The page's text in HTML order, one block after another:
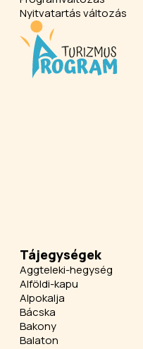
Nyitvatartás változás
Tájegységek
Aggteleki-hegység
Alföldi-kapu
Alpokalja
Bácska
Bakony
Balaton